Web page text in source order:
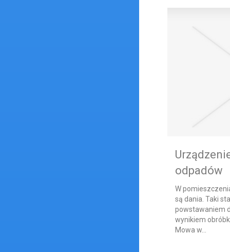
odpadów
W
są dania. Taki
powstawaniem
wynikiem
Mowa w...